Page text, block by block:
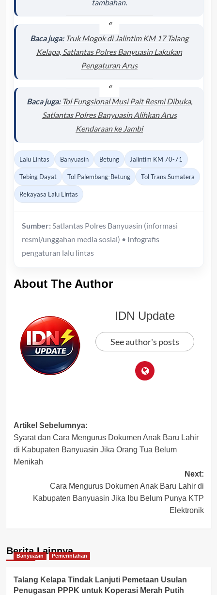
tambahan.
Baca juga: Truk Mogok di Jalintim KM 17 Talang
Kelapa, Satlantas Polres Banyuasin Lakukan
Pengaturan Arus
Baca juga: Tol Fungsional Musi Pait Resmi Dibuka,
Satlantas Polres Banyuasin Alihkan Arus
Kendaraan ke Jambi
Lalu Lintas Banyuasin Betung Jalintim KM 70-71
Tebing Dayat Tol Palembang-Betung Tol Trans Sumatera
Rekayasa Lalu Lintas
Sumber:Satlantas Polres Banyuasin (informasi
resmi/unggahan media sosial) • Infografis
pengaturan lalu lintas
About The Author
IDN Update
See author's posts
Post
navigation
Artikel Sebelumnya:
Syarat dan Cara Mengurus Dokumen Anak Baru Lahir
di Kabupaten Banyuasin Jika Orang Tua Belum
Menikah
Next:
Cara Mengurus Dokumen Anak Baru Lahir di
Kabupaten Banyuasin Jika Ibu Belum Punya KTP
Elektronik
Berita Lainnya
Banyuasin Pemerintahan
Talang Kelapa Tindak Lanjuti Pemetaan Usulan
Penugasan PPPK untuk Koperasi Merah Putih